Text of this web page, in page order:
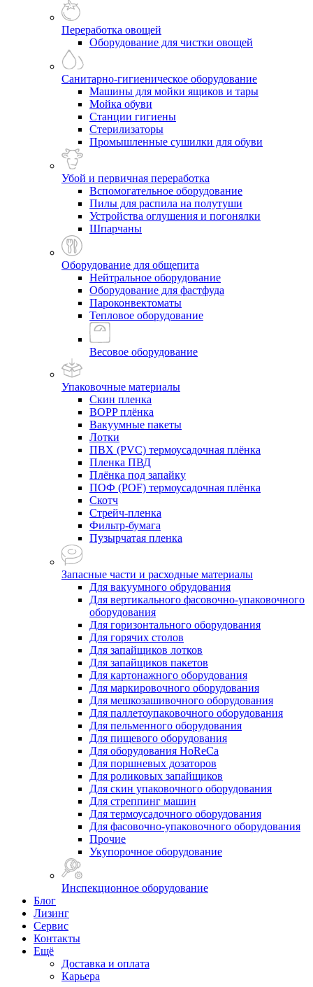
Переработка овощей
Оборудование для чистки овощей
Санитарно-гигиеническое оборудование
Машины для мойки ящиков и тары
Мойка обуви
Станции гигиены
Стерилизаторы
Промышленные сушилки для обуви
Убой и первичная переработка
Вспомогательное оборудование
Пилы для распила на полутуши
Устройства оглушения и погонялки
Шпарчаны
Оборудование для общепита
Нейтральное оборудование
Оборудование для фастфуда
Пароконвектоматы
Тепловое оборудование
Весовое оборудование
Упаковочные материалы
Скин пленка
BOPP плёнка
Вакуумные пакеты
Лотки
ПВХ (PVC) термоусадочная плёнка
Пленка ПВД
Плёнка под запайку
ПОФ (POF) термоусадочная плёнка
Скотч
Стрейч-пленка
Фильтр-бумага
Пузырчатая пленка
Запасные части и расходные материалы
Для вакуумного обрудования
Для вертикального фасовочно-упаковочного
оборудования
Для горизонтального оборудования
Для горячих столов
Для запайщиков лотков
Для запайщиков пакетов
Для картонажного оборудования
Для маркировочного оборудования
Для мешкозашивочного оборудования
Для паллетоупаковочного оборудования
Для пельменного оборудования
Для пищевого оборудования
Для оборудования HoReCa
Для поршневых дозаторов
Для роликовых запайщиков
Для скин упаковочного оборудования
Для стреппинг машин
Для термоусадочного оборудования
Для фасовочно-упаковочного оборудования
Прочие
Укупорочное оборудование
Инспекционное оборудование
Блог
Лизинг
Сервис
Контакты
Ещё
Доставка и оплата
Карьера